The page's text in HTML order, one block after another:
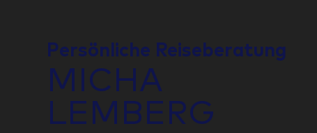
Persönliche Reiseberatung
MICHA
LEMBERG